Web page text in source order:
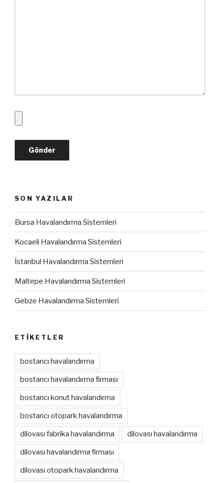
SON YAZILAR
Bursa Havalandırma Sistemleri
Kocaeli Havalandırma Sistemleri
İstanbul Havalandırma Sistemleri
Maltepe Havalandırma Sistemleri
Gebze Havalandırma Sistemleri
ETIKETLER
bostancı havalandırma
bostancı havalandırma firması
bostancı konut havalandırma
bostancı otopark havalandırma
dilovası fabrika havalandırma dilovası havalandırma
dilovası havalandırma firması
dilovası otopark havalandırma